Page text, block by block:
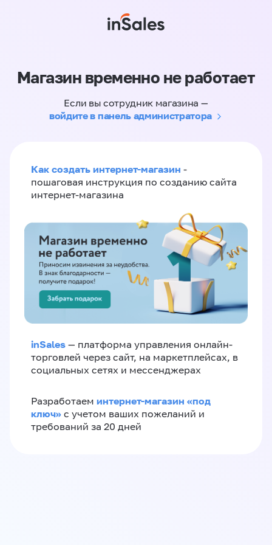
Магазин временно не работает
Если вы сотрудник магазина —
войдите в панель администратора
Как создать интернет-магазин -
пошаговая инструкция по созданию сайта
интернет-магазина
inSales — платформа управления онлайн-
торговлей через сайт, на маркетплейсах, в
социальных сетях и мессенджерах
Разработаем интернет-магазин «‎под
ключ»‎ с учетом ваших пожеланий и
требований за 20 дней